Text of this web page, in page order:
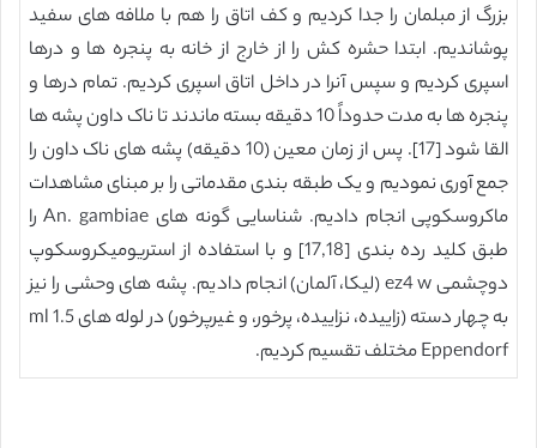
بزرگ از مبلمان را جدا کردیم و کف اتاق را هم با ملافه های سفید
پوشاندیم. ابتدا حشره کش را از خارج از خانه به پنجره ها و درها
اسپری کردیم و سپس آنرا در داخل اتاق اسپری کردیم. تمام درها و
پنجره ها به مدت حدوداً 10 دقیقه بسته ماندند تا ناک داون پشه ها
القا شود [17]. پس از زمان معین (10 دقیقه) پشه های ناک داون را
جمع آوری نمودیم و یک طبقه بندی مقدماتی را بر مبنای مشاهدات
ماکروسکوپی انجام دادیم. شناسایی گونه های An. gambiae را
طبق کلید رده بندی [17,18] و با استفاده از استریومیکروسکوپ
دوچشمی ez4 w (لیکا، آلمان) انجام دادیم. پشه های وحشی را نیز
به چهار دسته (زاییده، نزاییده، پرخور، و غیرپرخور) در لوله های 1.5 ml
Eppendorf مختلف تقسیم کردیم.